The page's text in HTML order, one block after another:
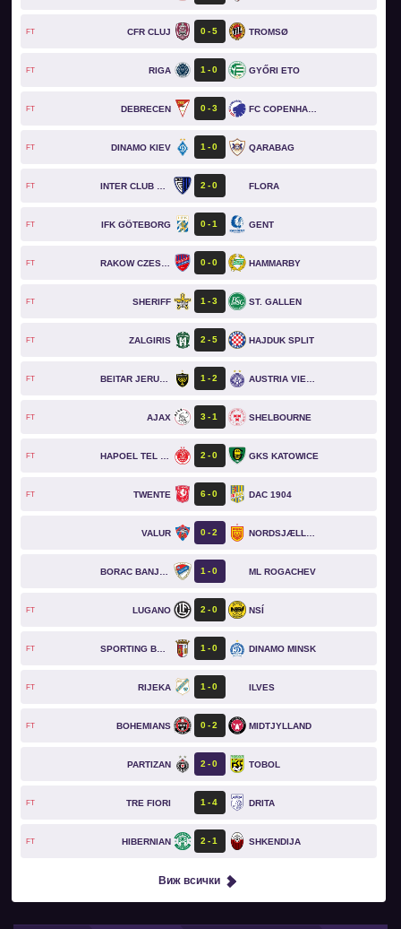
FT CFR CLUJ 0 5 TROMSØ
FT RIGA 1 0 GYŐRI ETO
FT DEBRECEN 0 3 FC COPENHAGEN
FT DINAMO KIEV 1 0 QARABAG
FT 2 0 FLORA
FT IFK GÖTEBORG 0 1 GENT
FT RAKOW CZESTOCHOWA 0 0 HAMMARBY
FT SHERIFF 1 3 ST. GALLEN
FT ZALGIRIS 2 5 HAJDUK SPLIT
FT BEITAR JERUSALEM 1 2
FT AJAX 3 1 SHELBOURNE
FT 2 0 GKS KATOWICE
FT TWENTE 6 0 DAC 1904
VALUR 0 2
1 0 ML ROGACHEV
FT LUGANO 2 0 NSÍ
FT SPORTING BRAGA 1 0 DINAMO MINSK
FT RIJEKA 1 0 ILVES
FT BOHEMIANS 0 2 MIDTJYLLAND
PARTIZAN 2 0 TOBOL
FT TRE FIORI 1 4 DRITA
FT HIBERNIAN 2 1 SHKENDIJA
Виж всички